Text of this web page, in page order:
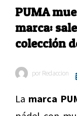
PUMA
marca:
colección
por Redaccion
La marca